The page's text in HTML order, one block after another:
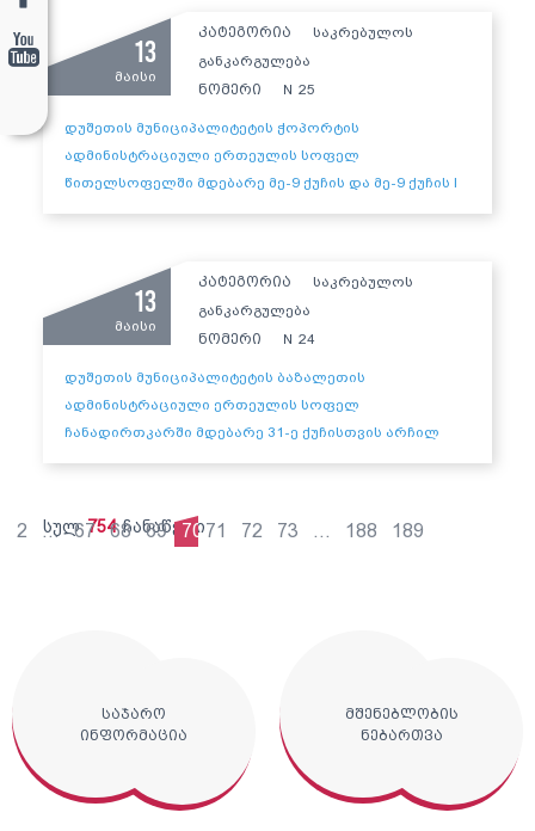
13
მაისი
კატეგორია
საკრებულოს
განკარგულება
ნომერი
N 25
დუშეთის მუნიციპალიტეტის ჭოპორტის
ადმინისტრაციული ერთეულის სოფელ
წითელსოფელში მდებარე მე-9 ქუჩის და მე-9 ქუჩის I
ჩიხისთვის წმინდა იოანე ზედაზნელის სახელის
13
მაისი
კატეგორია
საკრებულოს
განკარგულება
ნომერი
N 24
დუშეთის მუნიციპალიტეტის ბაზალეთის
ადმინისტრაციული ერთეულის სოფელ
ჩანადირთკარში მდებარე 31-ე ქუჩისთვის არჩილ
ტატუნაშვილის სახელის მინიჭების შესახებ
სულ 754 ჩანაწერი
2 ... 67 68 69 7071 72 73 ... 188 189
საჯარო
ინფორმაცია
მშენებლობის
ნებართვა